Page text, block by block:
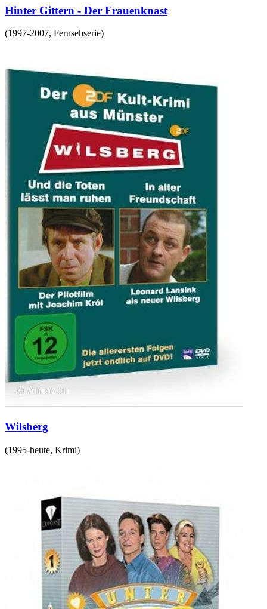
Hinter Gittern - Der Frauenknast
(1997-2007, Fernsehserie)
Wilsberg
(1995-heute, Krimi)